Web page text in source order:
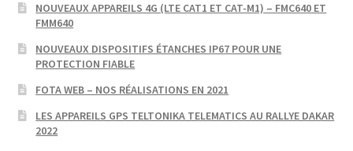
NOUVEAUX APPAREILS 4G (LTE CAT1 ET CAT-M1) – FMC640 ET
FMM640
NOUVEAUX DISPOSITIFS ÉTANCHES IP67 POUR UNE
PROTECTION FIABLE
FOTA WEB – NOS RÉALISATIONS EN 2021
LES APPAREILS GPS TELTONIKA TELEMATICS AU RALLYE DAKAR
2022